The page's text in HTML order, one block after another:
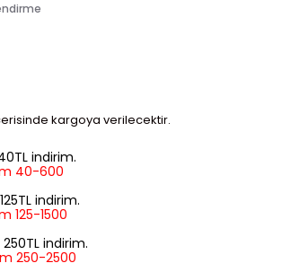
kargoya verilecektir.
indirim.
40-600
indirim.
125-1500
250TL indirim.
250-2500